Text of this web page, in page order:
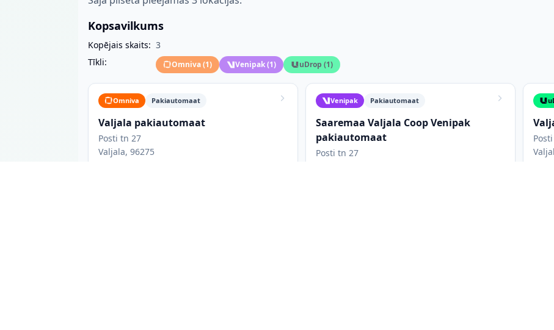
Kopsavilkums
Kopējais skaits: 3
Tīkli:
Omniva(1) Venipak(1) uDrop (1)
Omniva Pakiautomaat
Valjala pakiautomaat
Posti tn 27
Valjala, 96275
Venipak Pakiautomaat
Saaremaa Valjala Coop Venipak
pakiautomaat
Posti tn 27